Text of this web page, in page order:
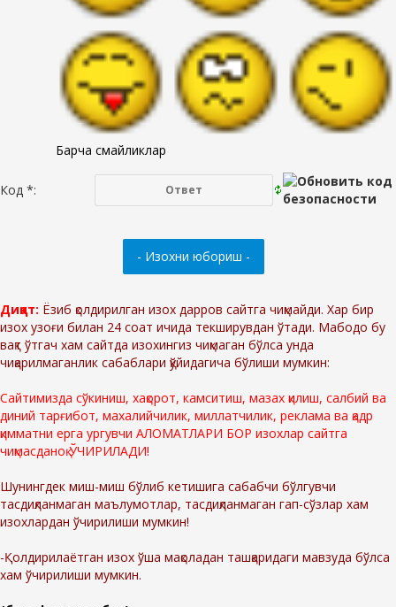
Барча смайликлар
Код *:
Диққат: Ёзиб қолдирилган изох дарров сайтга чиқмайди. Хар бир
изох узоғи билан 24 соат ичида текширувдан ўтади. Мабодо бу
вақт ўтгач хам сайтда изохингиз чиқмаган бўлса унда
чиқарилмаганлик сабаблари қўйидагича бўлиши мумкин:
Сайтимизда сўкиниш, хақорот, камситиш, мазах қилиш, салбий ва
диний тарғибот, махалийчилик, миллатчилик, реклама ва қадр
қимматни ерга ургувчи АЛОМАТЛАРИ БОР изохлар сайтга
чиқмасданоқ ЎЧИРИЛАДИ!
Шунингдек миш-миш бўлиб кетишига сабабчи бўлгувчи
тасдиқланмаган маълумотлар, тасдиқланмаган гап-сўзлар хам
изохлардан ўчирилиши мумкин!
-Қолдирилаётган изох ўша мақоладан ташқаридаги мавзуда бўлса
хам ўчирилиши мумкин.